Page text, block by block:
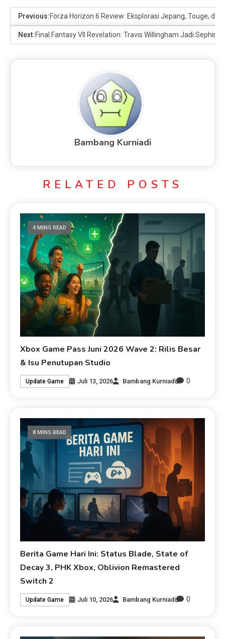
Previous:Forza Horizon 6 Review: Eksplorasi Jepang, Touge, dan
Next:Final Fantasy VII Revelation: Travis Willingham Jadi
Bambang Kurniadi
RELATED POSTS
4 MINS READ
Xbox Game Pass Juni 2026 Wave 2: Rilis Besar
& Isu Penutupan Studio
Update Game Juli 13, 2026 Bambang Kurniadi 0
8 MINS READ
Berita Game Hari Ini: Status Blade, State of
Decay 3, PHK Xbox, Oblivion Remastered
Switch 2
Update Game Juli 10, 2026 Bambang Kurniadi 0